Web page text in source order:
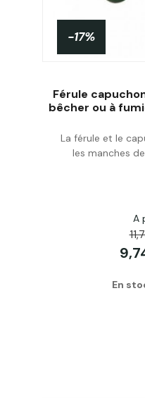
-17%
Férule
bêcher ou à
La férule et le
les manches
A
En